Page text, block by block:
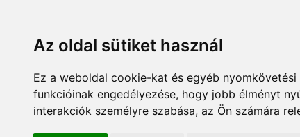
Az oldal sütiket használ
Ez a weboldal cookie-kat és egyéb
funkcióinak engedélyezése, hogy jobb élményt
interakciók személyre szabása, az Ön számára